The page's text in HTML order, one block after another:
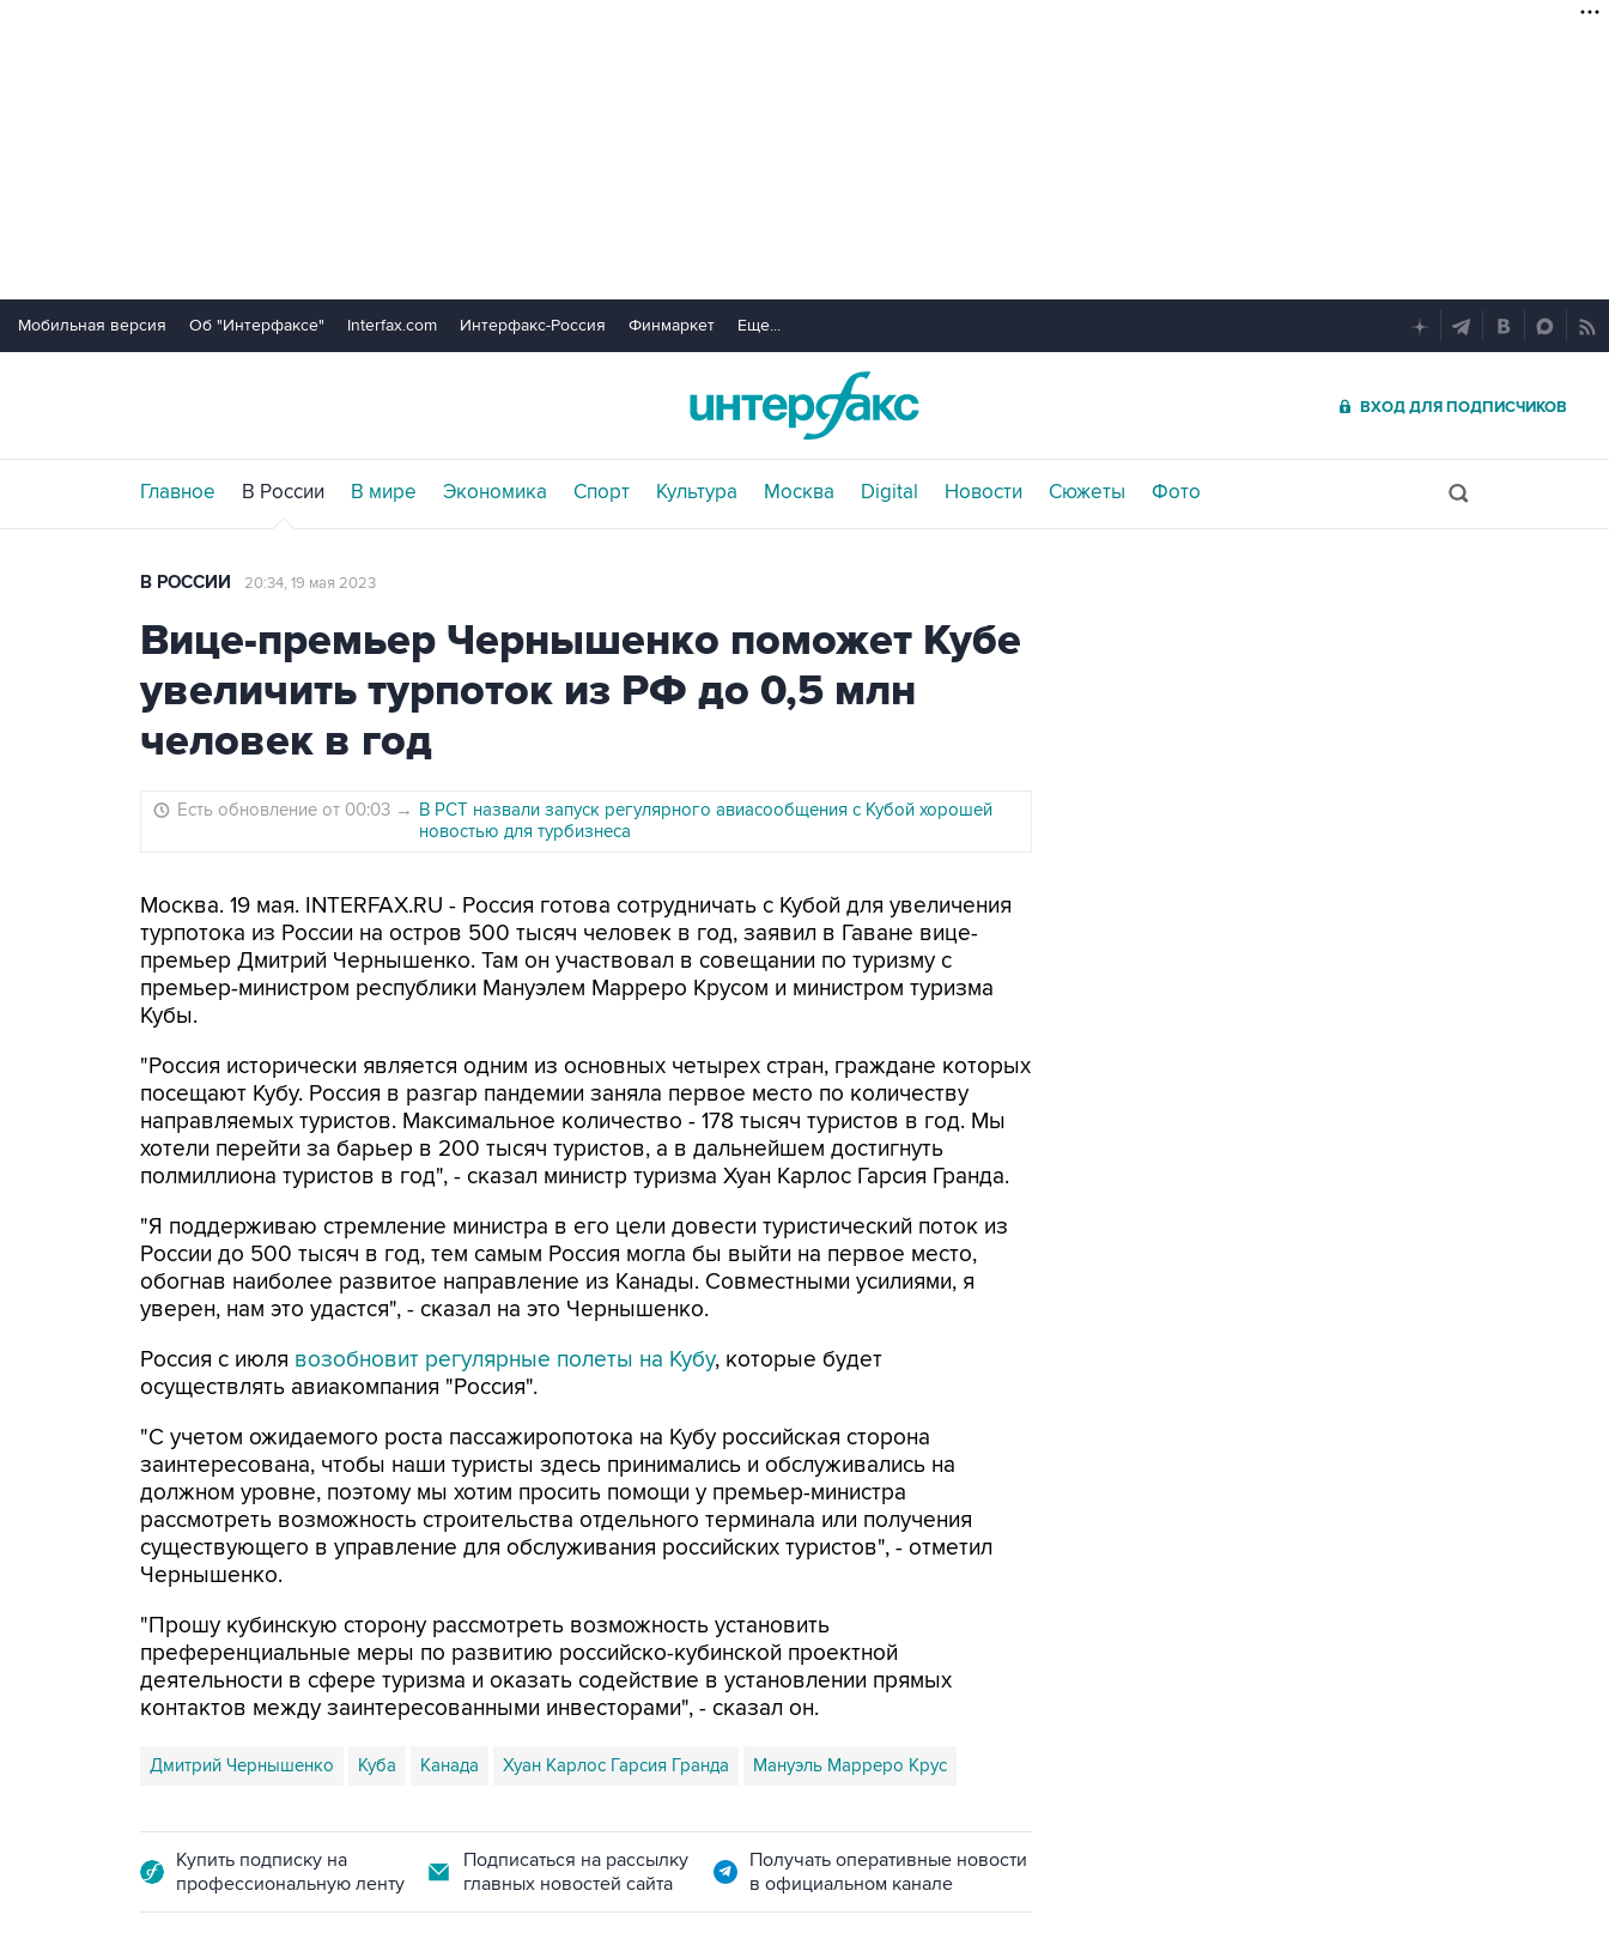
Мобильная версия Об "Интерфаксе" Interfax.com Интерфакс-Россия Финмаркет Еще...
ВХОД ДЛЯ ПОДПИСЧИКОВ
Главное В России В мире Экономика Спорт Культура Москва Digital Новости Сюжеты Фото
В РОССИИ 20:34, 19 мая 2023
Вице-премьер Чернышенко поможет Кубе
увеличить турпоток из РФ до 0,5 млн
человек в год
Есть обновление от 00:03 → В РСТ назвали запуск регулярного авиасообщения с Кубой хорошей
новостью для турбизнеса
Москва. 19 мая. INTERFAX.RU - Россия готова сотрудничать с Кубой для увеличения
турпотока из России на остров 500 тысяч человек в год, заявил в Гаване вице-
премьер Дмитрий Чернышенко. Там он участвовал в совещании по туризму с
премьер-министром республики Мануэлем Марреро Крусом и министром туризма
Кубы.
"Россия исторически является одним из основных четырех стран, граждане которых
посещают Кубу. Россия в разгар пандемии заняла первое место по количеству
направляемых туристов. Максимальное количество - 178 тысяч туристов в год. Мы
хотели перейти за барьер в 200 тысяч туристов, а в дальнейшем достигнуть
полмиллиона туристов в год", - сказал министр туризма Хуан Карлос Гарсия Гранда.
"Я поддерживаю стремление министра в его цели довести туристический поток из
России до 500 тысяч в год, тем самым Россия могла бы выйти на первое место,
обогнав наиболее развитое направление из Канады. Совместными усилиями, я
уверен, нам это удастся", - сказал на это Чернышенко.
Россия с июля возобновит регулярные полеты на Кубу, которые будет
осуществлять авиакомпания "Россия".
"С учетом ожидаемого роста пассажиропотока на Кубу российская сторона
заинтересована, чтобы наши туристы здесь принимались и обслуживались на
должном уровне, поэтому мы хотим просить помощи у премьер-министра
рассмотреть возможность строительства отдельного терминала или получения
существующего в управление для обслуживания российских туристов", - отметил
Чернышенко.
"Прошу кубинскую сторону рассмотреть возможность установить
преференциальные меры по развитию российско-кубинской проектной
деятельности в сфере туризма и оказать содействие в установлении прямых
контактов между заинтересованными инвесторами", - сказал он.
Дмитрий Чернышенко Куба Канада Хуан Карлос Гарсия Гранда Мануэль Марреро Крус
Купить подписку на
профессиональную ленту
Подписаться на рассылку
главных новостей сайта
Получать оперативные новости
в официальном канале